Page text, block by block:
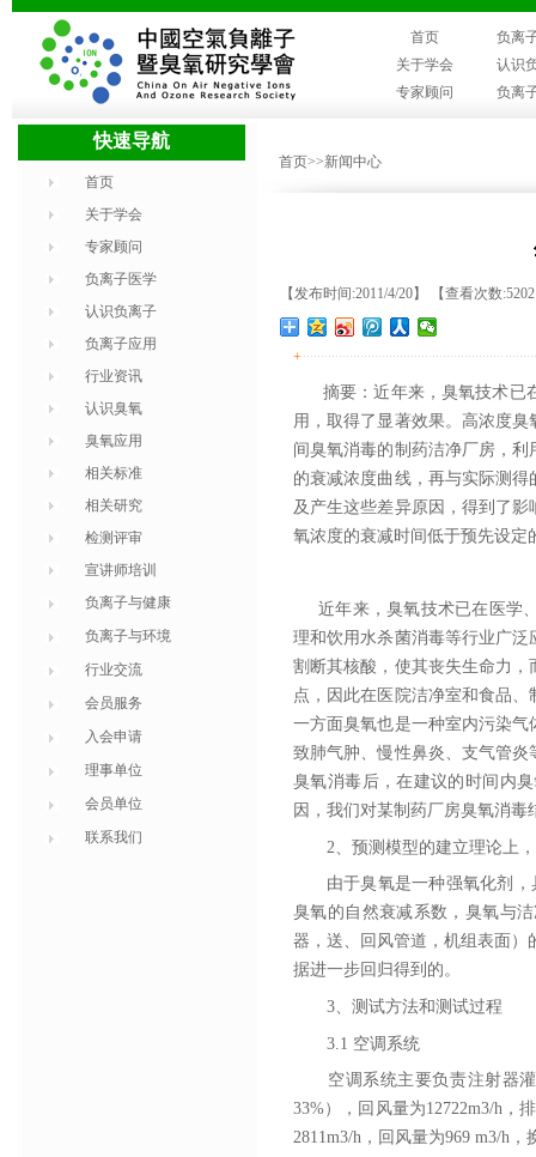
首页
负离
关于学会
认识
专家顾问
负离
快速导航
首页
关于学会
专家顾问
负离子医学
认识负离子
负离子应用
行业资讯
认识臭氧
臭氧应用
相关标准
相关研究
检测评审
宣讲师培训
负离子与健康
负离子与环境
行业交流
会员服务
入会申请
理事单位
会员单位
联系我们
首页>>新闻中心
【发布时间:2011/4/20】 【查看次数
+
摘要：近年来，臭氧技术已在
用，取得了显著效果。高浓度
间臭氧消毒的制药洁净厂房，利
的衰减浓度曲线，再与实际测
及产生这些差异原因，得到了
氧浓度的衰减时间低于预先设定
近年来，臭氧技术已在医学、
理和饮用水杀菌消毒等行业广
割断其核酸，使其丧失生命力
点，因此在医院洁净室和食品
一方面臭氧也是一种室内污染
致肺气肿、慢性鼻炎、支气管
臭氧消毒后，在建议的时间内
因，我们对某制药厂房臭氧消
2、预测模型的建立理论上，
由于臭氧是一种强氧化剂
臭氧的自然衰减系数，臭氧与
器，送、回风管道，机组表面
据进一步回归得到的。
3、测试方法和测试过程
3.1 空调系统
空调系统主要负责注射器灌
33%），回风量为12722m3/h，
2811m3/h，回风量为969 m3/h